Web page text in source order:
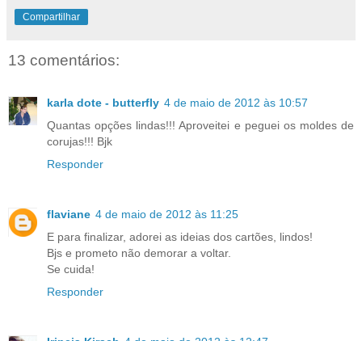
Compartilhar
13 comentários:
karla dote - butterfly 4 de maio de 2012 às 10:57
Quantas opções lindas!!! Aproveitei e peguei os moldes de
corujas!!! Bjk
Responder
flaviane 4 de maio de 2012 às 11:25
E para finalizar, adorei as ideias dos cartões, lindos!
Bjs e prometo não demorar a voltar.
Se cuida!
Responder